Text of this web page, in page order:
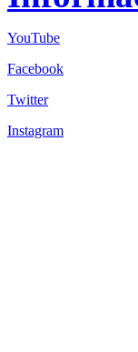
YouTube
Facebook
Twitter
Instagram